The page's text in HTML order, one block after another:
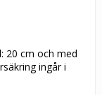
20 cm och med
ingår i